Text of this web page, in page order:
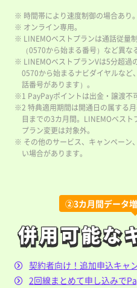
※ 時間帯により速度制御の場合あり。
※ オンライン専用。
※ LINEMOベストプランは通話従量
（0570から始まる番号）など異な
※ LINEMOベストプランVは5分超過
0570から始まるナビダイヤルなど
話番号があります）。
※1 PayPayポイントは出金・譲渡不可
※2 特典適用期間は開通日の属する
目までの3カ月間。LINEMOベス
プラン変更は対象外。
※ その他のサービス、キャンペーン
い場合があります。
②3カ月間データ
併用可能な
併用可能な
契約者向け！追加申込キャ
2回線まとめて申し込みで